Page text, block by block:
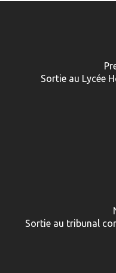
Sortie au Lycée
Sortie au tribunal